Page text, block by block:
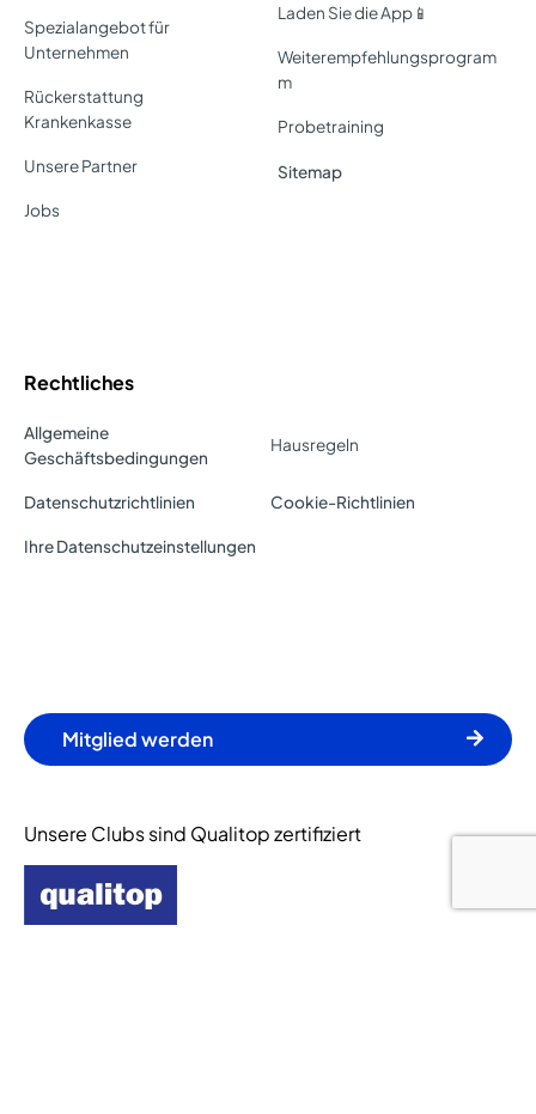
Spezialangebot für
Unternehmen
Rückerstattung
Krankenkasse
Unsere Partner
Jobs
Laden Sie die App📱
Weiterempfehlungsprogram
m
Probetraining
Sitemap
Rechtliches
Allgemeine
Geschäftsbedingungen
Hausregeln
Datenschutzrichtlinien Cookie-Richtlinien
Ihre Datenschutzeinstellungen
Mitglied werden
Unsere Clubs sind Qualitop zertifiziert